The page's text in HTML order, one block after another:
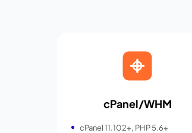
cPanel/WHM
cPanel 11.102+, PHP 5.6+